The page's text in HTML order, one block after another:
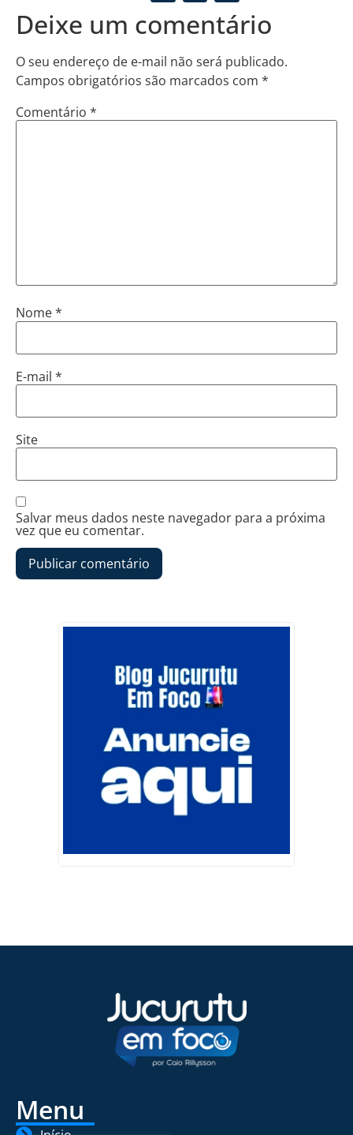
Deixe um comentário
O seu endereço de e-mail não será publicado.
Campos obrigatórios são marcados com *
Comentário *
Nome*
E-mail *
Site
Salvar meus dados neste navegador para a próxima
vez que eu comentar.
Menu